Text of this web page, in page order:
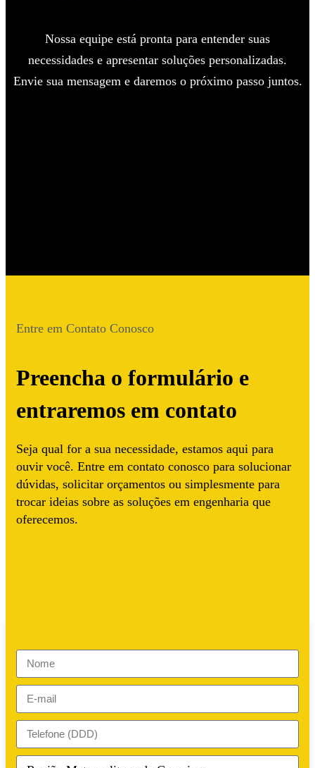
Nossa equipe está pronta para entender suas
necessidades e apresentar soluções personalizadas.
Envie sua mensagem e daremos o próximo passo juntos.
Entre em Contato Conosco
Preencha o formulário e
entraremos em contato
Seja qual for a sua necessidade, estamos aqui para
ouvir você. Entre em contato conosco para solucionar
dúvidas, solicitar orçamentos ou simplesmente para
trocar ideias sobre as soluções em engenharia que
oferecemos.